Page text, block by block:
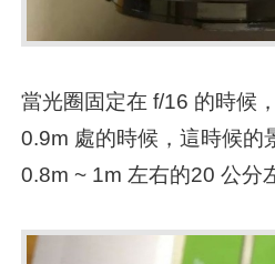
當光圈固定在 f/16 的時候
0.9m 處的時候，這時候的
0.8m ~ 1m 左右的20 公分